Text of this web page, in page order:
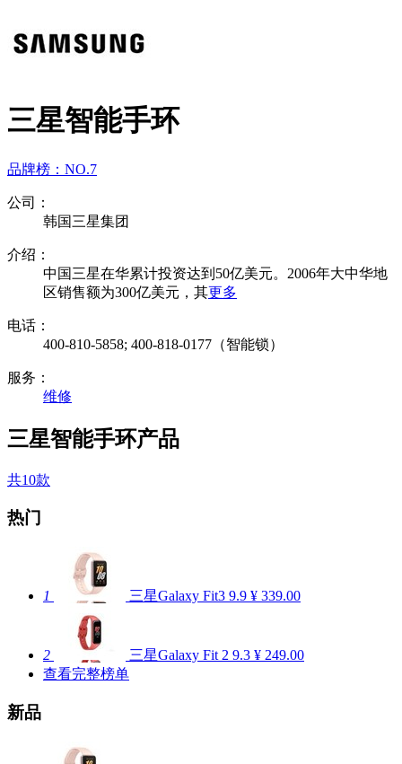
三星智能手环
品牌榜： NO.7
公司：
韩国三星集团
介绍：
中国三星在华累计投资达到50亿美元。2006年大中华地
区销售额为300亿美元，其更多
电话：
400-810-5858; 400-818-0177（智能锁）
服务：
维修
三星智能手环产品
共10款
热门
1 三星Galaxy Fit3 9.9 ¥ 339.00
2 三星Galaxy Fit 2 9.3 ¥ 249.00
查看完整榜单
新品